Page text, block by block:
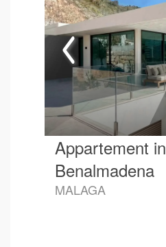
Appartement in
Benalmadena
MALAGA